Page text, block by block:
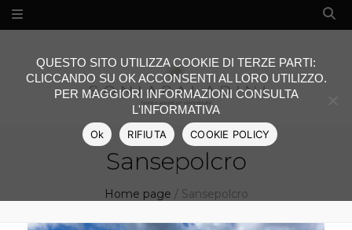
Sansepolcro
Home page / Sansepolcro
QUESTO SITO UTILIZZA COOKIE DI TERZE PARTI:
CLICCANDO SU OK ACCONSENTI AL LORO UTILIZZO.
PER MAGGIORI INFORMAZIONI CONSULTA
L'INFORMATIVA
Ok RIFIUTA COOKIE POLICY